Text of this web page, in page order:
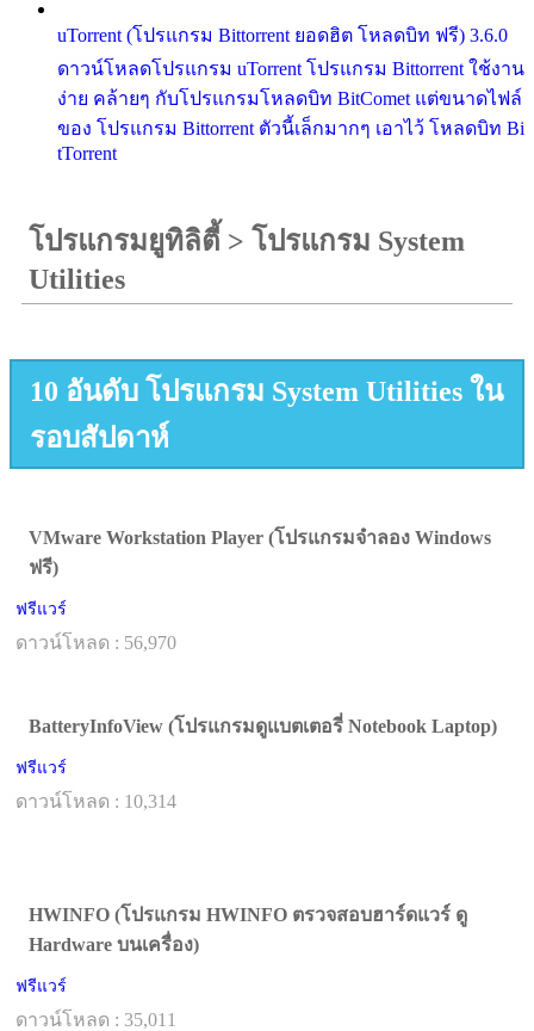
uTorrent (โปรแกรม Bittorrent ยอดฮิต โหลดบิท ฟรี) 3.6.0
ดาวน์โหลดโปรแกรม uTorrent โปรแกรม Bittorrent ใช้งาน
ง่าย คล้ายๆ กับโปรแกรมโหลดบิท BitComet แต่ขนาดไฟล์
ของ โปรแกรม Bittorrent ตัวนี้เล็กมากๆ เอาไว้ โหลดบิท Bi
tTorrent
โปรแกรมยูทิลิตี้ > โปรแกรม System
Utilities
10 อันดับ โปรแกรม System Utilities ใน
รอบสัปดาห์
VMware Workstation Player (โปรแกรมจำลอง Windows
ฟรี)
ฟรีแวร์
ดาวน์โหลด : 56,970
BatteryInfoView (โปรแกรมดูแบตเตอรี่ Notebook Laptop)
ฟรีแวร์
ดาวน์โหลด : 10,314
HWINFO (โปรแกรม HWINFO ตรวจสอบฮาร์ดแวร์ ดู
Hardware บนเครื่อง)
ฟรีแวร์
ดาวน์โหลด : 35,011